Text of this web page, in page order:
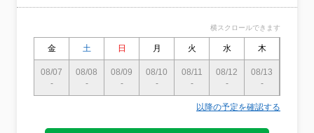
横スクロールできます
金 土 日 月 火 水 木
08/07
-
08/08
-
08/09
-
08/10
-
08/11
-
08/12
-
08/13
-
以降の予定を確認する